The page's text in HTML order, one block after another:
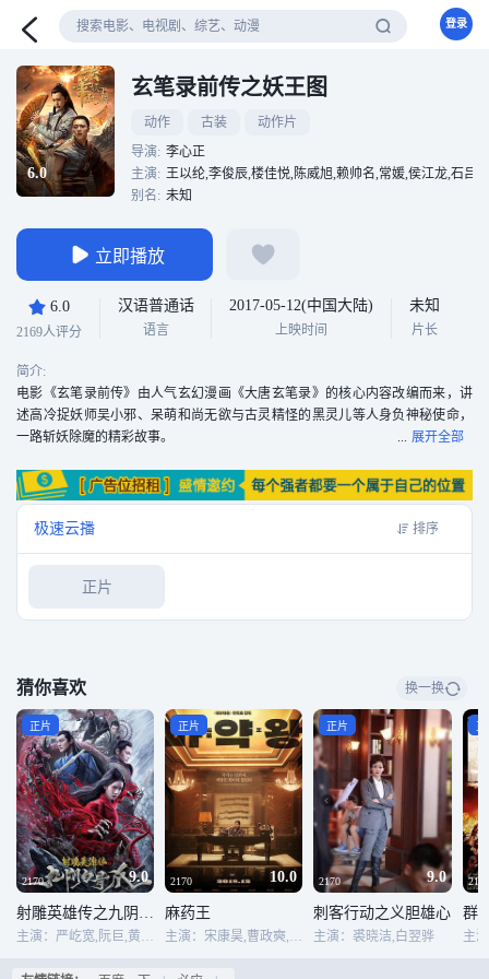
登录
6.0
玄笔录前传之妖王图
动作 古装
动作片
导演: 李心正
主演: 王以纶,李俊辰,楼佳悦,陈威旭,赖帅名,常媛,侯江龙,石吕
别名: 未知
立即播放
6.0
2169人评分
汉语普通话
语言
2017-05-12(中国大陆)
上映时间
未知
片长
简介:
电影《玄笔录前传》由人气玄幻漫画《大唐玄笔录》的核心内容改编而来，讲
述高冷捉妖师吴小邪、呆萌和尚无欲与古灵精怪的黑灵儿等人身负神秘使命，
一路斩妖除魔的精彩故事。
极速云播 排序
正片
猜你喜欢 换一换
2170 9.0
正片
射雕英雄传之九阴白骨爪
主演：严屹宽,阮巨,黄曦彦,何昶希,更登彭措
2170 10.0
正片
麻药王
主演：宋康昊,曹政奭,裴斗娜,金素真,金大明,李星民,李姬珍,赵祐镇,尹宰文,宋永彰,金海坤,李仲玉,李熙俊,朴庆惠
2170 9.0
正片
刺客行动之义胆雄心
主演：裘晓洁,白翌骅
2170
正
群
主